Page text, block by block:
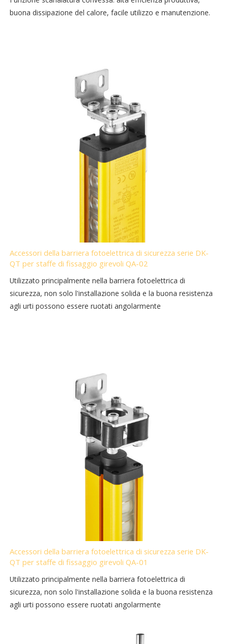
buona dissipazione del calore, facile utilizzo e manutenzione.
Accessori della barriera fotoelettrica di sicurezza serie DK-
QT per staffe di fissaggio girevoli QA-02
Utilizzato principalmente nella barriera fotoelettrica di
sicurezza, non solo l'installazione solida e la buona resistenza
agli urti possono essere ruotati angolarmente
Accessori della barriera fotoelettrica di sicurezza serie DK-
QT per staffe di fissaggio girevoli QA-01
Utilizzato principalmente nella barriera fotoelettrica di
sicurezza, non solo l'installazione solida e la buona resistenza
agli urti possono essere ruotati angolarmente